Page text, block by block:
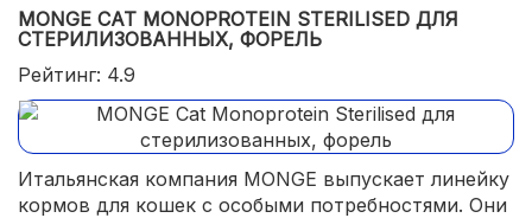
MONGE CAT MONOPROTEIN STERILISED ДЛЯ
СТЕРИЛИЗОВАННЫХ, ФОРЕЛЬ
Рейтинг: 4.9
Итальянская компания MONGE выпускает линейку
кормов для кошек с особыми потребностями. Они